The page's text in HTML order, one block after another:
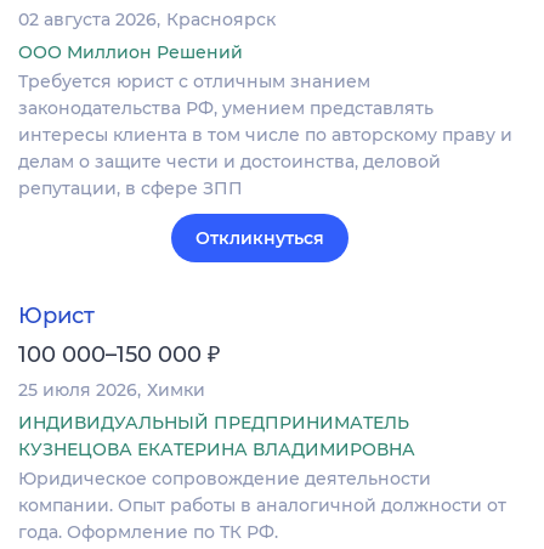
02 августа 2026 Красноярск
ООО Миллион Решений
Требуется юрист с отличным знанием
законодательства РФ, умением представлять
интересы клиента в том числе по авторскому праву и
делам о защите чести и достоинства, деловой
репутации, в сфере ЗПП
Откликнуться
Юрист
100 000–150 000 ₽
25 июля 2026 Химки
ИНДИВИДУАЛЬНЫЙ ПРЕДПРИНИМАТЕЛЬ
КУЗНЕЦОВА ЕКАТЕРИНА ВЛАДИМИРОВНА
Юридическое сопровождение деятельности
компании. Опыт работы в аналогичной должности от
года. Оформление по ТК РФ.